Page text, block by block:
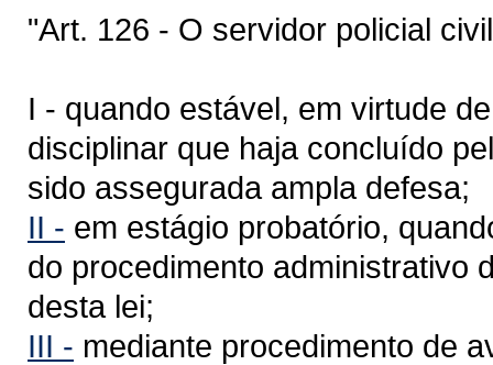
"Art. 126 - O servidor policial
I - quando estável, em virtude
disciplinar que haja concluído
sido assegurada ampla defesa;
II - em estágio probatório,
do procedimento administrativo
desta lei;
III - mediante procedimento de